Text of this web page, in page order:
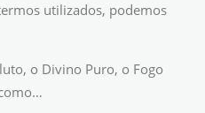
utilizados, podemos
o Divino Puro, o Fogo